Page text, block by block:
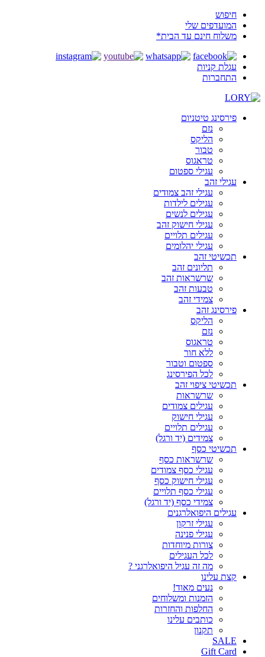
חיפוש
המועדפים שלי
משלוח חינם עד הבית*
עגלת קניות
התחברות
פירסינג טיטניום
נזם
הליקס
טבור
טראגוס
עגילי ספטום
עגילי זהב
עגילי זהב צמודים
עגילים לילדות
עגילים לנשים
עגילי חישוק זהב
עגילים תלויים
עגילי יהלומים
תכשיטי זהב
תליונים זהב
שרשראות זהב
טבעות זהב
צמידי זהב
פירסינג זהב
הליקס
נזם
טראגוס
ללא חור
ספטום וטבור
לכל הפירסינג
תכשיטי ציפוי זהב
שרשראות
עגילים צמודים
עגילי חישוק
עגילים תלויים
צמידים (יד ורגל)
תכשיטי כסף
שרשראות כסף
עגילי כסף צמודים
עגילי חישוק כסף
עגילי כסף תלויים
צמידי כסף (יד ורגל)
עגילים היפואלרגנים
עגילי זרקון
עגילי פנינה
צורות מיוחדות
לכל העגילים
מה זה עגיל היפואלרגני ?
קצת עלינו
נעים מאוד!
הזמנות ומשלוחים
החלפות והחזרות
כותבים עלינו
תקנון
SALE
Gift Card